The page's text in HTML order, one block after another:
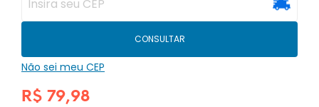
CONSULTAR
Não sei meu CEP
R$ 79,98